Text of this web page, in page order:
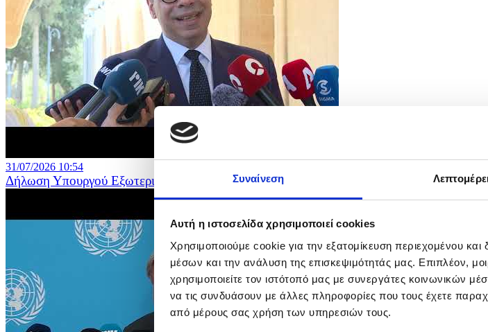
Συναίνεση
Αυτή η ιστοσελίδα χρησιμοποιεί cookies
Χρησιμοποιούμε cookie για την εξατομίκευση περιεχομένου
μέσων και την ανάλυση της επισκεψιμότητάς μας. Επιπλέον,
χρησιμοποιείτε τον ιστότοπό μας με συνεργάτες κοινωνικών
να τις συνδυάσουν με άλλες πληροφορίες που τους έχετε
από μέρους σας χρήση των υπηρεσιών τους.
31/07/2026 10:54
Δήλωση Υπουργού Εξωτερικών μετά τη συνάντηση του ΠτΔ με τον Ειδικό Απεσταλμένο